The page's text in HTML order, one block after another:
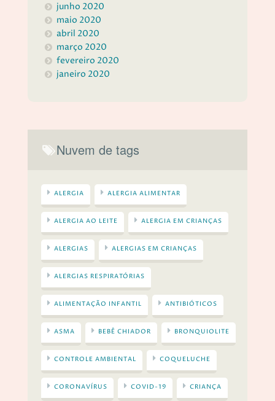
junho 2020
maio 2020
abril 2020
março 2020
fevereiro 2020
janeiro 2020
Nuvem de tags
ALERGIA ALERGIA ALIMENTAR
ALERGIA AO LEITE ALERGIA EM CRIANÇAS
ALERGIAS ALERGIAS EM CRIANÇAS
ALERGIAS RESPIRATÓRIAS
ALIMENTAÇÃO INFANTIL ANTIBIÓTICOS
ASMA BEBÊ CHIADOR BRONQUIOLITE
CONTROLE AMBIENTAL COQUELUCHE
CORONAVÍRUS COVID-19 CRIANÇA